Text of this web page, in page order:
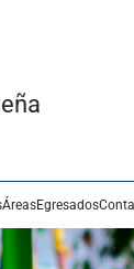
ÁreasEgresados